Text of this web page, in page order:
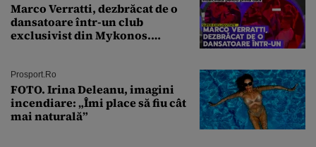
Marco Verratti, dezbrăcat de o
dansatoare într-un club
exclusivist din Mykonos.
Prosport.ro
FOTO. Irina Deleanu, imagini
incendiare: „Îmi place să fiu cât
mai naturală”